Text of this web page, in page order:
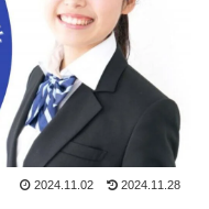
2024.11.02 2024.11.28